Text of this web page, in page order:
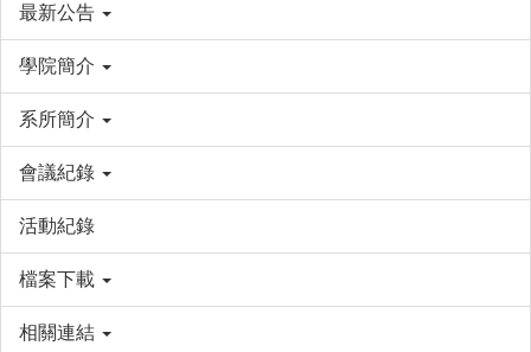
最新公告
學院簡介
系所簡介
會議紀錄
活動紀錄
檔案下載
相關連結